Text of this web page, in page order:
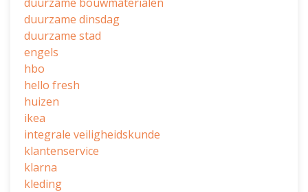
duurzame dinsdag
duurzame stad
engels
hbo
hello fresh
huizen
ikea
integrale veiligheidskunde
klantenservice
klarna
kleding